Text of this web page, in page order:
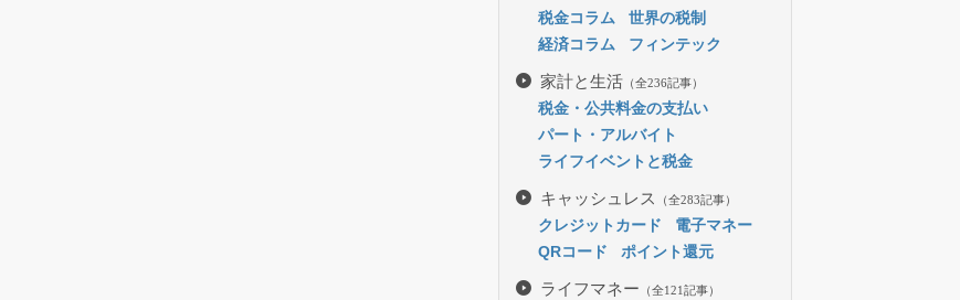
税金コラム
世界の税制
経済コラム
フィンテック
家計と生活 （全236記事）
税金・公共料金の支払い
パート・アルバイト
ライフイベントと税金
キャッシュレス （全283記事）
クレジットカード
電子マネー
QRコード
ポイント還元
ライフマネー （全121記事）